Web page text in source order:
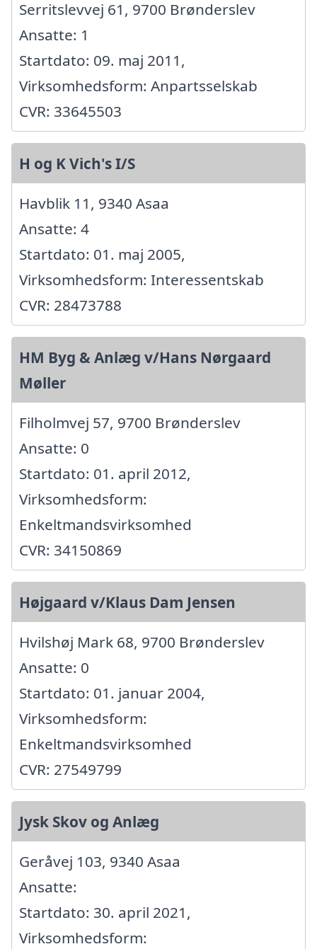
Serritslevvej 61, 9700 Brønderslev
Ansatte: 1
Startdato: 09. maj 2011,
Virksomhedsform: Anpartsselskab
CVR: 33645503
H og K Vich's I/S
Havblik 11, 9340 Asaa
Ansatte: 4
Startdato: 01. maj 2005,
Virksomhedsform: Interessentskab
CVR: 28473788
HM Byg & Anlæg v/Hans Nørgaard
Møller
Filholmvej 57, 9700 Brønderslev
Ansatte: 0
Startdato: 01. april 2012,
Virksomhedsform:
Enkeltmandsvirksomhed
CVR: 34150869
Højgaard v/Klaus Dam Jensen
Hvilshøj Mark 68, 9700 Brønderslev
Ansatte: 0
Startdato: 01. januar 2004,
Virksomhedsform:
Enkeltmandsvirksomhed
CVR: 27549799
Jysk Skov og Anlæg
Geråvej 103, 9340 Asaa
Ansatte:
Startdato: 30. april 2021,
Virksomhedsform: